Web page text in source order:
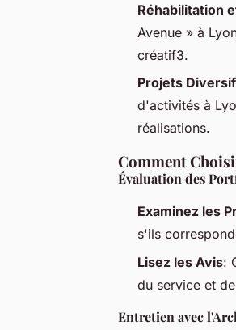
Réhabilitation
Avenue » à
créatif3.
Projets
d'activités à
réalisations.
Comment
Évaluation des
Examinez les
s'ils
Lisez les Avis:
du service et
Entretien avec